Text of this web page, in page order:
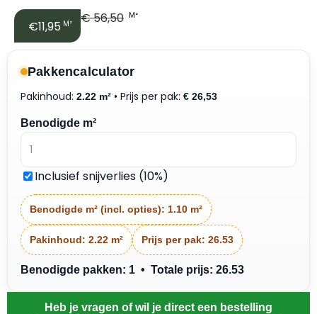
€11,95 M² €56,50 M²
Pakkencalculator
Pakinhoud: 2.22 m² • Prijs per pak: € 26,53
Benodigde m²
Inclusief snijverlies (10%)
Benodigde m² (incl. opties): 1.10 m²
Pakinhoud: 2.22 m² Prijs per pak: 26.53
Benodigde pakken: 1 • Totale prijs: 26.53
Heb je vragen of wil je direct een bestelling